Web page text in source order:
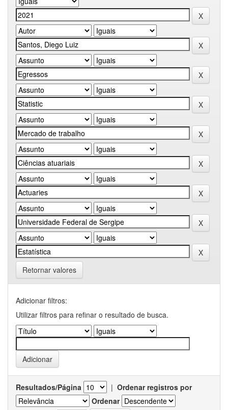
Retornar valores
Adicionar filtros:
Utilizar filtros para refinar o resultado de busca.
Resultados/Página | Ordenar registros por
Ordenar